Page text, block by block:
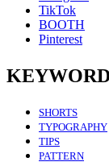
TikTok
BOOTH
Pinterest
SHORTS
TYPOGRAPHY
TIPS
PATTERN